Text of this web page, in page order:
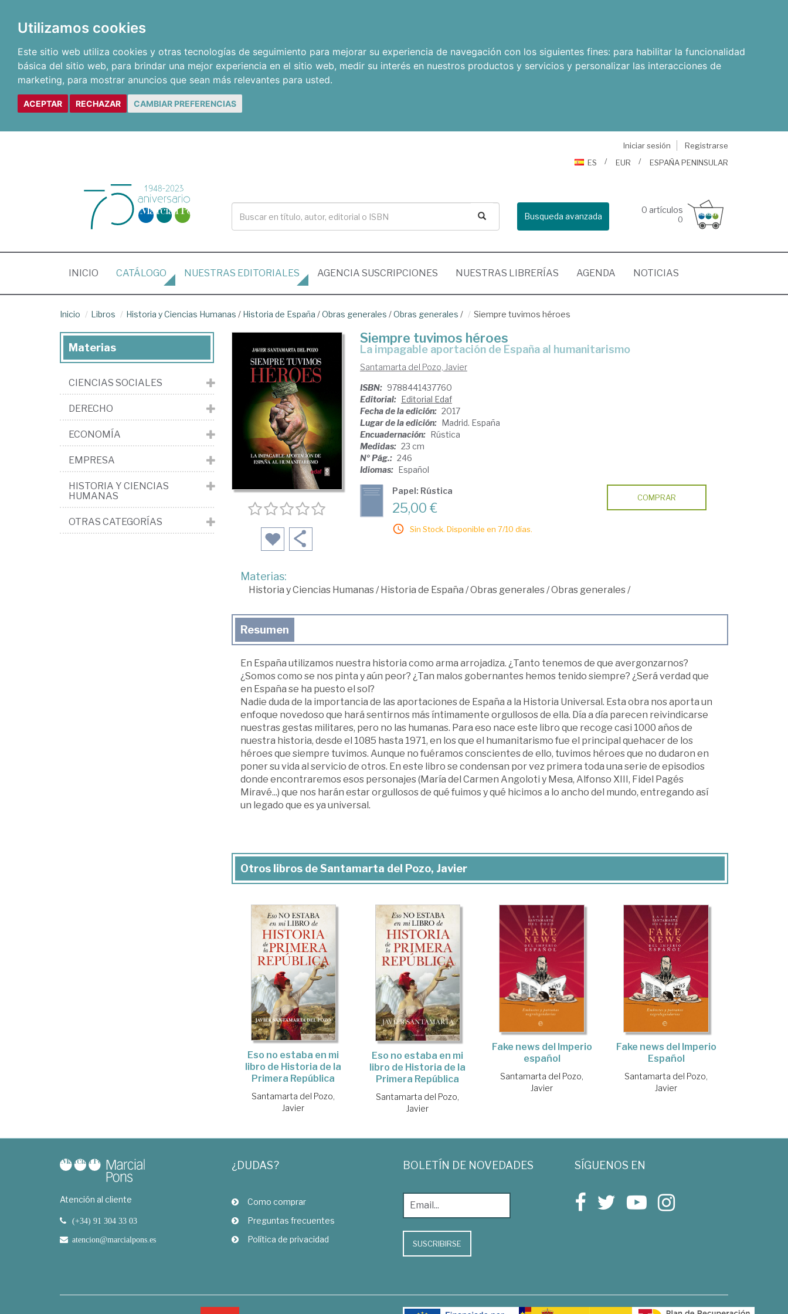
Utilizamos cookies
Este sitio web utiliza cookies y otras tecnologías de seguimiento para mejorar su experiencia de navegación con los siguientes fines: para habilitar la funcionalidad
básica del sitio web, para brindar una mejor experiencia en el sitio web, medir su interés en nuestros productos y servicios y personalizar las interacciones de
marketing, para mostrar anuncios que sean más relevantes para usted.
ACEPTAR RECHAZAR CAMBIAR PREFERENCIAS
Iniciar sesión
Registrarse
ES
EUR ESPAÑA PENINSULAR
Busqueda avanzada
0 artículos
0
INICIO (CURRENT)
CATÁLOGO NUESTRAS EDITORIALES AGENCIA SUSCRIPCIONES NUESTRAS LIBRERÍAS AGENDA NOTICIAS
Inicio Libros Historia y Ciencias Humanas / Historia de España /Obras generales /Obras generales / Siempre tuvimos héroes
Siempre tuvimos héroes
la impagable aportación de España al humanitarismo
Santamarta del Pozo, Javier
ISBN: 9788441437760
Editorial: Editorial Edaf
Fecha de la edición: 2017
Lugar de la edición: Madrid. España
Encuadernación: Rústica
Medidas: 23 cm
Nº Pág.: 246
Idiomas: Español
Papel: Rústica
25,00 €
Sin Stock. Disponible en 7/10 días.
COMPRAR
Materias:
Historia y Ciencias Humanas/ Historia de España /Obras generales/Obras generales/
Resumen
En España utilizamos nuestra historia como arma arrojadiza. ¿Tanto tenemos de que avergonzarnos?
¿Somos como se nos pinta y aún peor? ¿Tan malos gobernantes hemos tenido siempre? ¿Será verdad que
en España se ha puesto el sol?
Nadie duda de la importancia de las aportaciones de España a la Historia Universal. Esta obra nos aporta un
enfoque novedoso que hará sentirnos más íntimamente orgullosos de ella. Día a día parecen reivindicarse
nuestras gestas militares, pero no las humanas. Para eso nace este libro que recoge casi 1000 años de
nuestra historia, desde el 1085 hasta 1971, en los que el humanitarismo fue el principal quehacer de los
héroes que siempre tuvimos. Aunque no fuéramos conscientes de ello, tuvimos héroes que no dudaron en
poner su vida al servicio de otros. En este libro se condensan por vez primera toda una serie de episodios
donde encontraremos esos personajes (María del Carmen Angoloti y Mesa, Alfonso XIII, Fidel Pagés
Miravé...) que nos harán estar orgullosos de qué fuimos y qué hicimos a lo ancho del mundo, entregando así
un legado que es ya universal.
Otros libros de Santamarta del Pozo, Javier
Eso no estaba en mi
libro de Historia de la
Primera República
Santamarta del Pozo,
Javier
Eso no estaba en mi
libro de Historia de la
Primera República
Santamarta del Pozo,
Javier
Fake news del Imperio
español
Santamarta del Pozo,
Javier
Fake news del Imperio
Español
Santamarta del Pozo,
Javier
Materias
CIENCIAS SOCIALES
DERECHO
ECONOMÍA
EMPRESA
HISTORIA Y CIENCIAS
HUMANAS
OTRAS CATEGORÍAS
Atención al cliente
(+34) 91 304 33 03
atencion@marcialpons.es
¿DUDAS?
Como comprar
Preguntas frecuentes
Política de privacidad
BOLETÍN DE NOVEDADES
SUSCRIBIRSE
SÍGUENOS EN